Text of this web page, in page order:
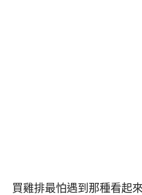
買雞排最怕遇到那種看起